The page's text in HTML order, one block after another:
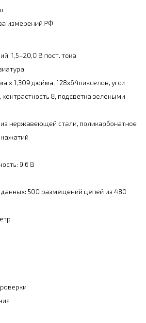
измерений РФ
1,5–20,0 В пост. тока
х 1,309 дюйма, 128x64пикселов, угол
контрастность 8, подсветка зелеными
из нержавеющей стали, поликарбонатное
9,6 В
500 размещений цепей из 480